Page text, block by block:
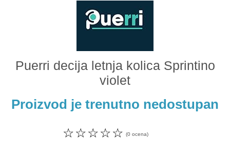
Puerri decija letnja kolica Sprintino
violet
Proizvod je trenutno nedostupan
☆
☆
☆
☆
☆ (0 ocena)